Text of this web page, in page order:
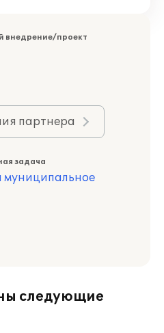
внедрение/проект
партнера
задача
муниципальное
следующие